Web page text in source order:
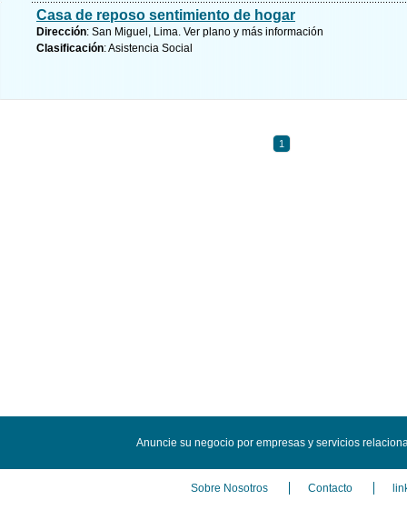
Casa de reposo sentimiento de hogar
Dirección: San Miguel, Lima. Ver plano y más información
Clasificación: Asistencia Social
1
Anuncie su negocio por empresas y servicios
Sobre Nosotros Contacto